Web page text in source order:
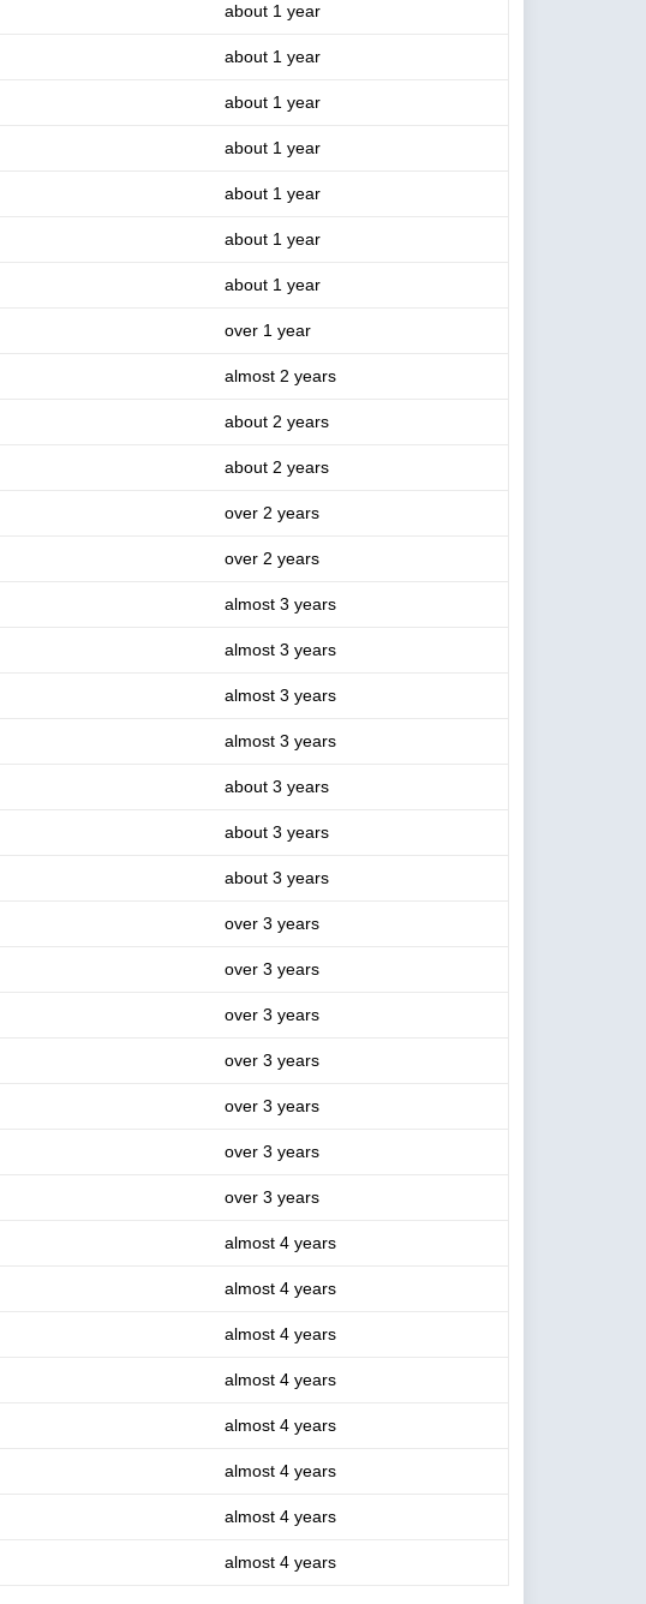
about 1 year
about 1 year
about 1 year
about 1 year
about 1 year
about 1 year
about 1 year
over 1 year
almost 2 years
about 2 years
about 2 years
over 2 years
over 2 years
almost 3 years
almost 3 years
almost 3 years
almost 3 years
about 3 years
about 3 years
about 3 years
over 3 years
over 3 years
over 3 years
over 3 years
over 3 years
over 3 years
over 3 years
almost 4 years
almost 4 years
almost 4 years
almost 4 years
almost 4 years
almost 4 years
almost 4 years
almost 4 years